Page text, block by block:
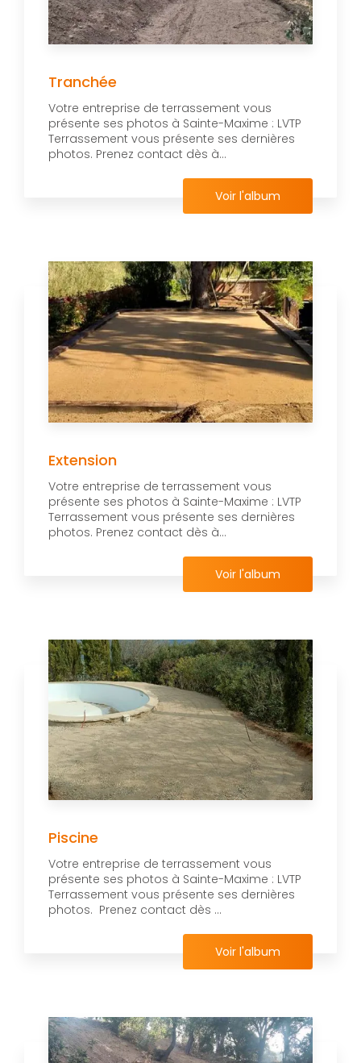
Tranchée
Votre entreprise de terrassement vous
présente ses photos à Sainte-Maxime : LVTP
Terrassement vous présente ses dernières
photos. Prenez contact dès à...
Voir l'album
Extension
Votre entreprise de terrassement vous
présente ses photos à Sainte-Maxime : LVTP
Terrassement vous présente ses dernières
photos. Prenez contact dès à...
Voir l'album
Piscine
Votre entreprise de terrassement vous
présente ses photos à Sainte-Maxime : LVTP
Terrassement vous présente ses dernières
photos. Prenez contact dès ...
Voir l'album